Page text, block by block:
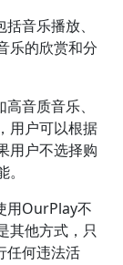
音乐播放、
乐的欣赏和分
音质音乐、
用户可以根据
用户不选择购
用OurPlay不
其他方式，只
任何违法活